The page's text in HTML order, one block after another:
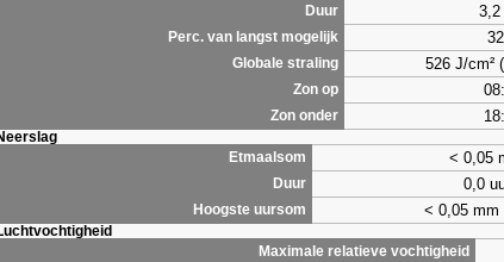
Duur
3,2
Perc. van langst mogelijk
Globale straling 526 J/cm²
Zon op
Zon onder
Etmaalsom
< 0,05
Duur 0,0
Hoogste uursom < 0,05 mm
Maximale relatieve vochtigheid